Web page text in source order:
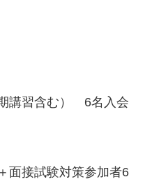
講習含む） 6名入会
面接試験対策参加者6